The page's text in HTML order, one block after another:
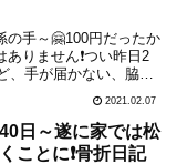
の手～🤗100円だったか
りません❗つい昨日2
、手が届かない、脇の
い～🙄のではない❗体が
柔軟じゃ無くなったか
2021.02.07
日～遂に家では松
ことに❗骨折日記